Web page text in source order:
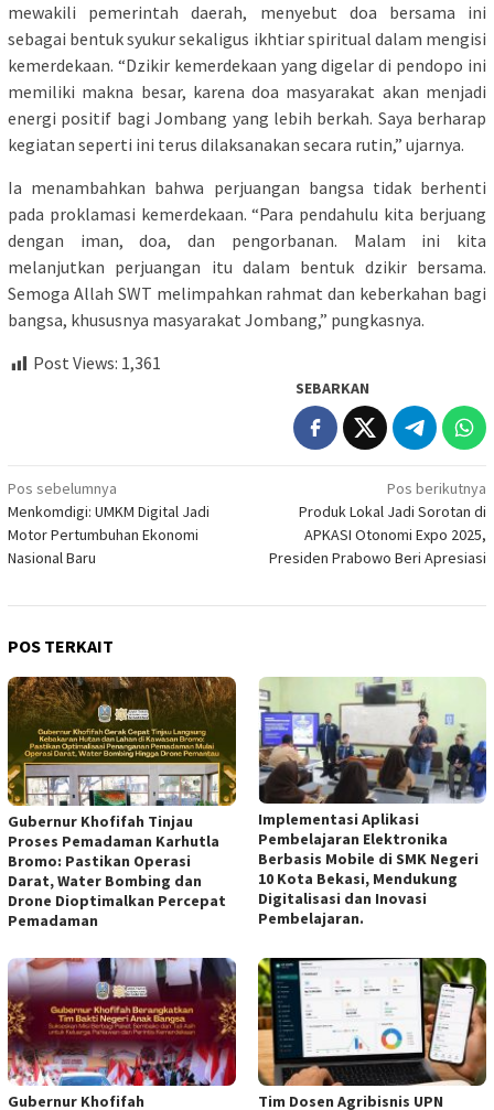
mewakili pemerintah daerah, menyebut doa bersama ini
sebagai bentuk syukur sekaligus ikhtiar spiritual dalam mengisi
kemerdekaan. “Dzikir kemerdekaan yang digelar di pendopo ini
memiliki makna besar, karena doa masyarakat akan menjadi
energi positif bagi Jombang yang lebih berkah. Saya berharap
kegiatan seperti ini terus dilaksanakan secara rutin,” ujarnya.
Ia menambahkan bahwa perjuangan bangsa tidak berhenti
pada proklamasi kemerdekaan. “Para pendahulu kita berjuang
dengan iman, doa, dan pengorbanan. Malam ini kita
melanjutkan perjuangan itu dalam bentuk dzikir bersama.
Semoga Allah SWT melimpahkan rahmat dan keberkahan bagi
bangsa, khususnya masyarakat Jombang,” pungkasnya.
Post Views: 1,361
SEBARKAN
Navigasi
pos
Pos sebelumnya
Menkomdigi: UMKM Digital Jadi
Motor Pertumbuhan Ekonomi
Nasional Baru
Pos berikutnya
Produk Lokal Jadi Sorotan di
APKASI Otonomi Expo 2025,
Presiden Prabowo Beri Apresiasi
POS TERKAIT
Gubernur Khofifah Tinjau
Proses Pemadaman Karhutla
Bromo: Pastikan Operasi
Darat, Water Bombing dan
Drone Dioptimalkan Percepat
Pemadaman
Implementasi Aplikasi
Pembelajaran Elektronika
Berbasis Mobile di SMK Negeri
10 Kota Bekasi, Mendukung
Digitalisasi dan Inovasi
Pembelajaran.
Gubernur Khofifah Tim Dosen Agribisnis UPN